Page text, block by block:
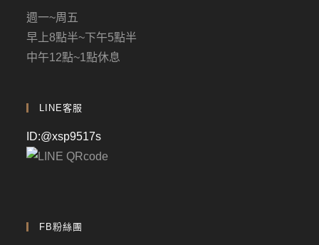
週一~周五
早上8點半~下午5點半
中午12點~1點休息
LINE客服
ID:@xsp9517s
FB粉絲團